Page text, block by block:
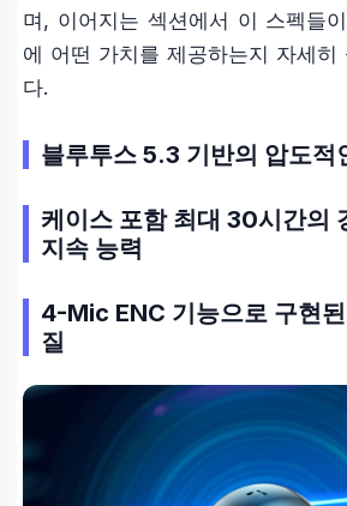
며, 이어지는 섹션에서 이 스펙들
에 어떤 가치를 제공하는지 자세히
다.
블루투스 5.3 기반의 압도적
케이스 포함 최대 30시간의
지속 능력
4-Mic ENC 기능으로 구현
질